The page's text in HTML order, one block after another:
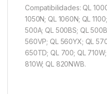
Compatibilidades: QL
1050N; QL 1060N; QL
500A; QL 500BS; QL
560VP; QL 560YX; QL
650TD; QL 700; QL
810W; QL 820NWB.